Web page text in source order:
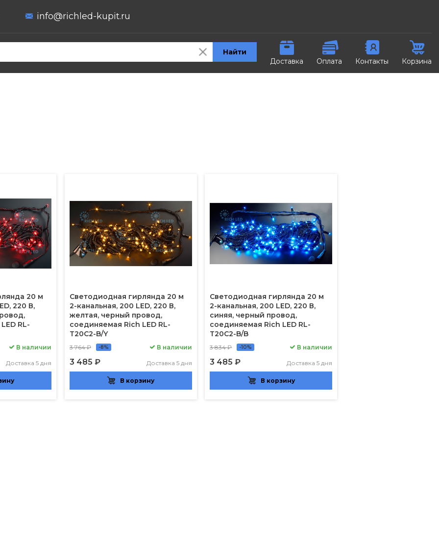
info@richled-kupit.ru
Найти
Доставка
Оплата Контакты Корзина
20 м
220 В,
RL-
В наличии
Доставка 5 дня
Светодиодная гирлянда 20 м
2-канальная, 200 LED, 220 В,
желтая, черный провод,
соединяемая Rich LED RL-
T20C2-B/Y
3 764 ₽ -8%
3 485 ₽
В наличии
Доставка 5 дня
В корзину
Светодиодная гирлянда 20 м
2-канальная, 200 LED, 220 В,
синяя, черный провод,
соединяемая Rich LED RL-
T20C2-B/B
3 834 ₽ -10%
3 485 ₽
В наличии
Доставка 5 дня
В корзину